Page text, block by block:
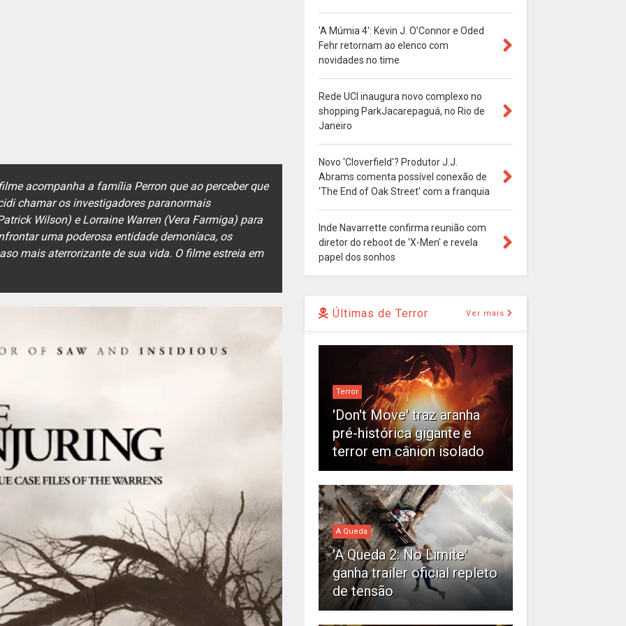
acompanha a família Perron que ao perceber que
chamar os investigadores paranormais
Wilson) e Lorraine Warren (Vera Farmiga) para
uma poderosa entidade demoníaca, os
mais aterrorizante de sua vida. O filme estreia em
'A Múmia 4': Kevin J. O’Connor e Oded
Fehr retornam ao elenco com
novidades no time
Rede UCI inaugura novo complexo no
shopping ParkJacarepaguá, no Rio de
Janeiro
Novo 'Cloverfield'? Produtor J.J.
Abrams comenta possível conexão de
'The End of Oak Street' com a franquia
Inde Navarrette confirma reunião com
diretor do reboot de 'X-Men' e revela
papel dos sonhos
Últimas de Terror Ver mais
Terror
'Don't Move' traz aranha
pré-histórica gigante e
terror em cânion isolado
A Queda
'A Queda 2: No Limite'
ganha trailer oficial repleto
de tensão